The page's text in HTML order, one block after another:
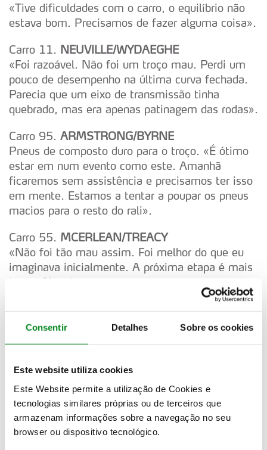
Consentir Detalhes Sobre os cookies
Este website utiliza cookies
Este Website permite a utilização de Cookies e
tecnologias similares próprias ou de terceiros que
armazenam informações sobre a navegação no seu
browser ou dispositivo tecnológico.
«Tive dificuldades com o carro, o equilíbrio não
estava bom. Precisamos de fazer alguma coisa».
Carro 11. NEUVILLE/WYDAEGHE
«Foi razoável. Não foi um troço mau. Perdi um
pouco de desempenho na última curva fechada.
Parecia que um eixo de transmissão tinha
quebrado, mas era apenas patinagem das rodas».
Carro 95. ARMSTRONG/BYRNE
Pneus de composto duro para o troço. «É ótimo
estar em num evento como este. Amanhã
ficaremos sem assistência e precisamos ter isso
em mente. Estamos a tentar a poupar os pneus
macios para o resto do rali».
Carro 55. MCERLEAN/TREACY
«Não foi tão mau assim. Foi melhor do que eu
imaginava inicialmente. A próxima etapa é mais
longa. Não é um mau começo».
Carro 22.SESKS/FRANCIS
«Acho que estamos um pouco enferrujados, mas
Três pneus duros e um macio. «Não conduzi
perfeitamente. Fiquei satisfeito com o equilíbrio
do carro e foi incrível pilotá-lo. Houve alguns
locais do troço que não explorei muito. O carro